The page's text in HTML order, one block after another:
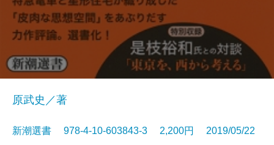
原武史／著
新潮選書 978-4-10-603843-3 2,200円 2019/05/22